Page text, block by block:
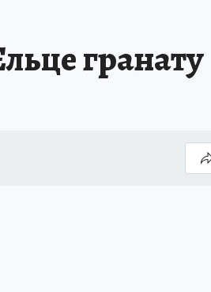
гранату